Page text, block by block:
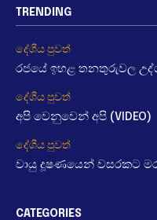
TRENDING
දේශීය පුවත්
රජයේ ඉහළ තනතුරුවල
දේශීය පුවත්
අපි වෙනුවෙන් අපි (VIDEO)
දේශීය පුවත්
වායු දූෂණයෙන් වසරකට
CATEGORIES